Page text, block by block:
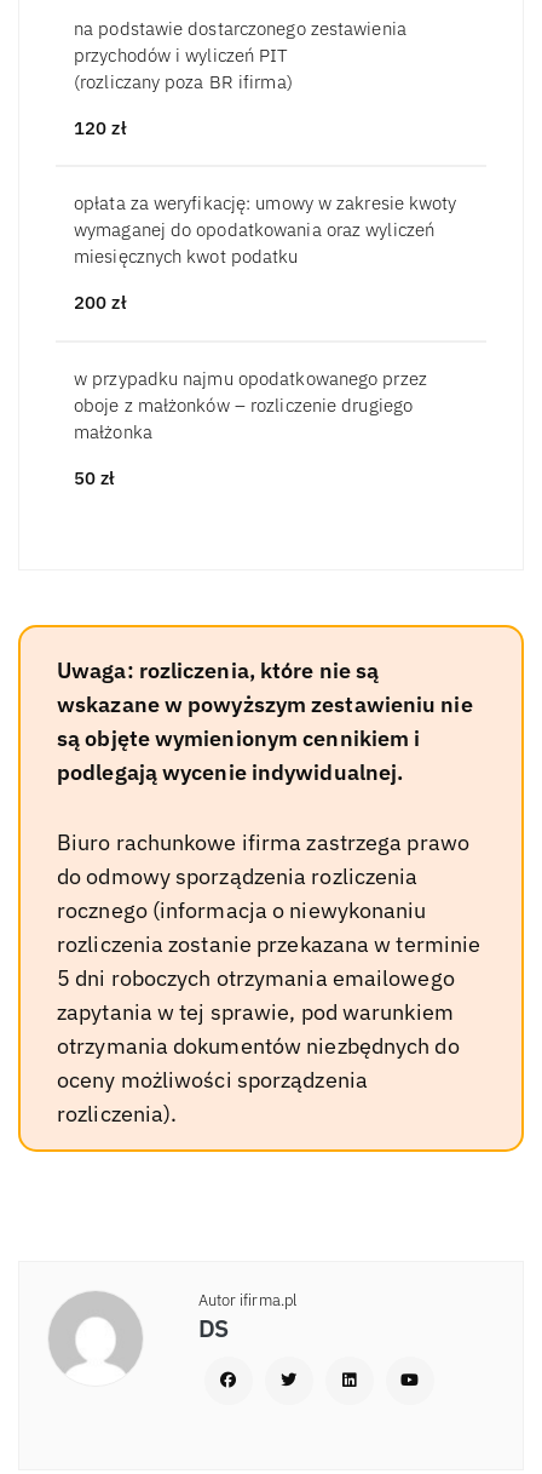
na podstawie dostarczonego zestawienia
przychodów i wyliczeń PIT
(rozliczany poza BR ifirma)
120zł
opłata za weryfikację: umowy w zakresie kwoty
wymaganej do opodatkowania oraz wyliczeń
miesięcznych kwot podatku
200zł
w przypadku najmu opodatkowanego przez
oboje z małżonków – rozliczenie drugiego
małżonka
50zł
Uwaga: rozliczenia, które nie są
wskazane w powyższym zestawieniu nie
są objęte wymienionym cennikiem i
podlegają wycenie indywidualnej.
Biuro rachunkowe ifirma zastrzega prawo
do odmowy sporządzenia rozliczenia
rocznego (informacja o niewykonaniu
rozliczenia zostanie przekazana w terminie
5 dni roboczych otrzymania emailowego
zapytania w tej sprawie, pod warunkiem
otrzymania dokumentów niezbędnych do
oceny możliwości sporządzenia
rozliczenia).
Autor ifirma.pl
DS